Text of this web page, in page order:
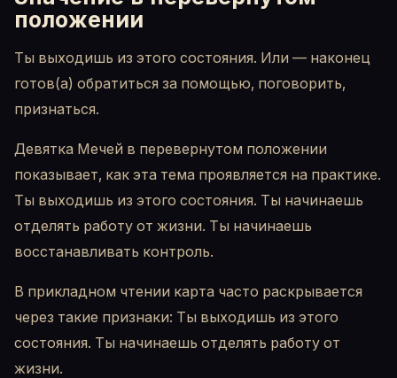
положении
Ты выходишь из этого состояния. Или — наконец
готов(а) обратиться за помощью, поговорить,
признаться.
Девятка Мечей в перевернутом положении
показывает, как эта тема проявляется на практике.
Ты выходишь из этого состояния. Ты начинаешь
отделять работу от жизни. Ты начинаешь
восстанавливать контроль.
В прикладном чтении карта часто раскрывается
через такие признаки: Ты выходишь из этого
состояния. Ты начинаешь отделять работу от
жизни.